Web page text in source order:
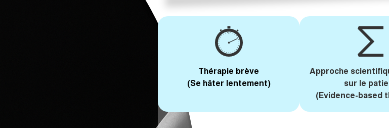
Thérapie brève
(Se hâter lentement)
Approche
sur le
(Evidence-based